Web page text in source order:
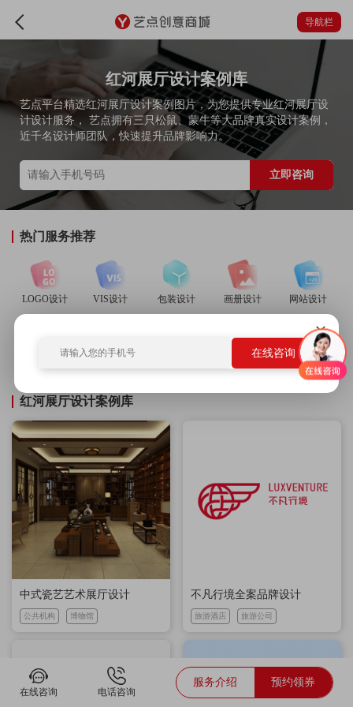
导航栏
红河展厅设计案例库
艺点平台精选红河展厅设计案例图片，为您提供专业红河展厅设
计设计服务， 艺点拥有三只松鼠、蒙牛等大品牌真实设计案例，
近千名设计师团队，快速提升品牌影响力。
立即咨询
热门服务推荐
LOGO设计 VIS设计 包装设计 画册设计 网站设计
吉祥物设计 电商设计 展厅设计 品牌策划
红河展厅设计案例库
中式瓷艺艺术展厅设计
公共机构 博物馆
不凡行境全案品牌设计
旅游酒店 旅游公司
在线咨询 电话咨询
服务介绍 预约领券
在线咨询